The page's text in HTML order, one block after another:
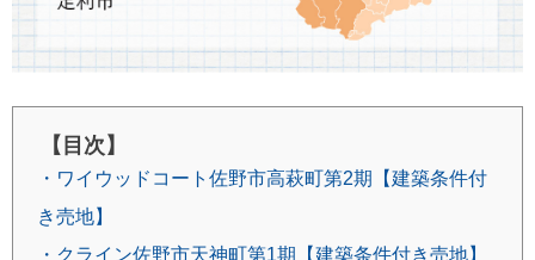
【目次】
・ワイウッドコート佐野市高萩町第2期【建築条件付
き売地】
・クライン佐野市天神町第1期【建築条件付き売地】